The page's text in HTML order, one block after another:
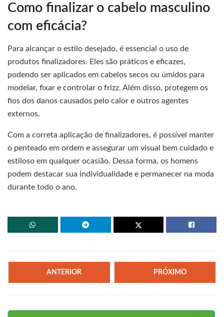
Como finalizar o cabelo masculino
com eficácia?
Para alcançar o estilo desejado, é essencial o uso de
produtos finalizadores. Eles são práticos e eficazes,
podendo ser aplicados em cabelos secos ou úmidos para
modelar, fixar e controlar o frizz. Além disso, protegem os
fios dos danos causados pelo calor e outros agentes
externos.
Com a correta aplicação de finalizadores, é possível manter
o penteado em ordem e assegurar um visual bem cuidado e
estiloso em qualquer ocasião. Dessa forma, os homens
podem destacar sua individualidade e permanecer na moda
durante todo o ano.
ANTERIOR PRÓXIMO